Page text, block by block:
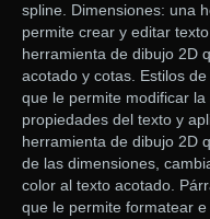
spline. Dimensiones: una
permite crear y editar
herramienta de dibujo 2D
acotado y cotas. Estilos
que le permite modificar
propiedades del texto y
herramienta de dibujo 2D
de las dimensiones,
color al texto acotado.
que le permite formatear